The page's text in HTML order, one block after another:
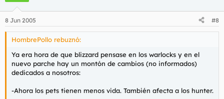
8 Jun 2005 #8
HombrePollo rebuznó:
Ya era hora de que blizzard pensase en los warlocks y en el
nuevo parche hay un montón de cambios (no informados)
dedicados a nosotros:
-Ahora los pets tienen menos vida. También afecta a los hunter.